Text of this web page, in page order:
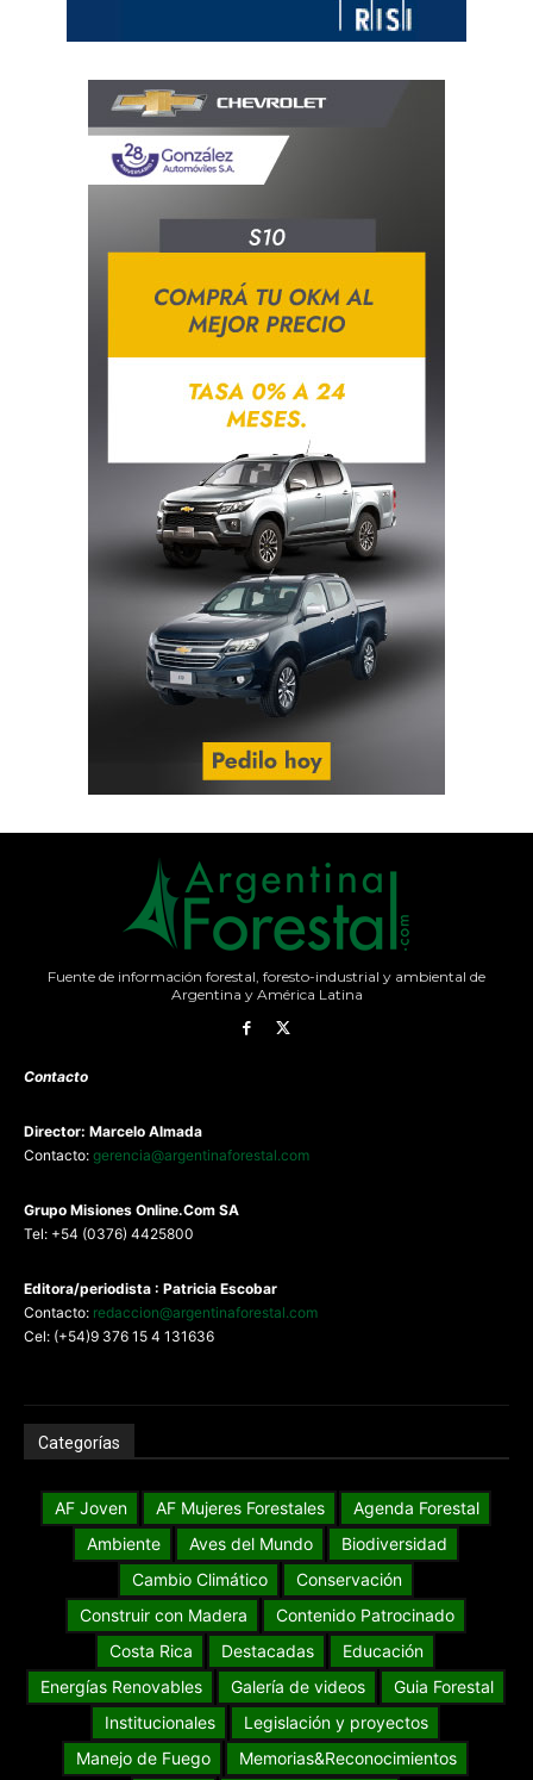
Fuente de información forestal, foresto-industrial y ambiental de
Argentina y América Latina
Contacto
Director: Marcelo Almada
Contacto: gerencia@argentinaforestal.com
Grupo Misiones Online.Com SA
Tel: +54 (0376) 4425800
Editora/periodista : Patricia Escobar
Contacto: redaccion@argentinaforestal.com
Cel: (+54)9 376 15 4 131636
Categorías
AF Joven AF Mujeres Forestales
Agenda Forestal
Ambiente
Aves del Mundo
Biodiversidad
Cambio Climático
Conservación
Construir con Madera
Contenido Patrocinado
Costa Rica
Destacadas
Educación
Energías Renovables
Galería de videos
Guia Forestal
Institucionales
Legislación y proyectos
Manejo de Fuego
Memorias&Reconocimientos